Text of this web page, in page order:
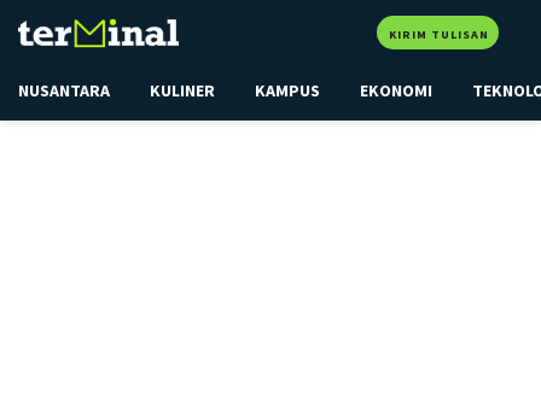
KIRIM TULISAN
NUSANTARA KULINER KAMPUS EKONOMI